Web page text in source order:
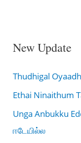
New Update
Thudhigal
Ethai Ninaithum
Unga Anbukku
ஈடேயில்ல